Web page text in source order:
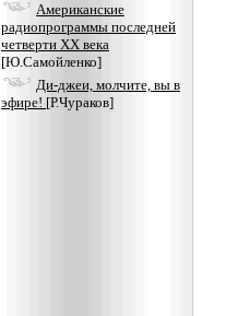
Американские
радиопрограммы последней
четверти ХХ века
[Ю.Самойленко]
Ди-джеи, молчите, вы в
эфире! [Р.Чураков]